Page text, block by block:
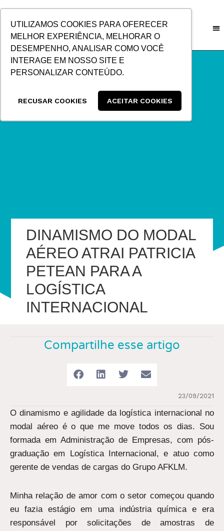
UTILIZAMOS COOKIES PARA OFERECER
MELHOR EXPERIÊNCIA, MELHORAR O
DESEMPENHO, ANALISAR COMO VOCÊ
INTERAGE EM NOSSO SITE E
PERSONALIZAR CONTEÚDO.
RECUSAR COOKIES ACEITAR COOKIES
CONTEÚDO
DINAMISMO DO MODAL
AÉREO ATRAI PATRICIA
PETEAN PARA A
LOGÍSTICA
INTERNACIONAL
Compartilhe esse artigo
23/09/2021
O dinamismo e agilidade da logística internacional no
modal aéreo é o que me move todos os dias. Sou
formada em Administração de Empresas, com pós-
graduação em Logística Internacional, e atuo como
gerente de vendas de cargas do Grupo AFKLM.
Minha relação de amor com o setor começou quando
eu fazia estágio em uma indústria química e era
responsável por solicitações de amostras de